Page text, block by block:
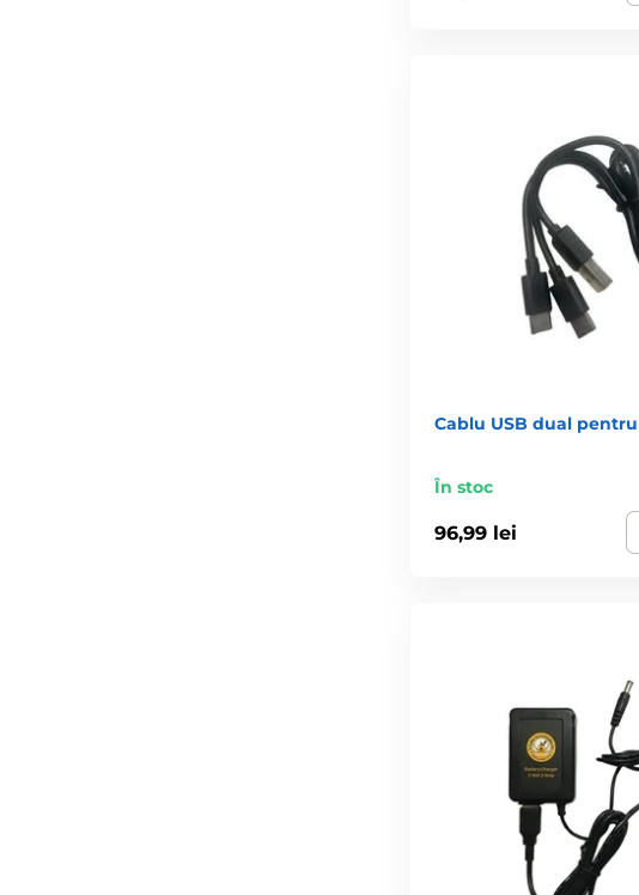
Cablu USB dual
În stoc
96,99 lei